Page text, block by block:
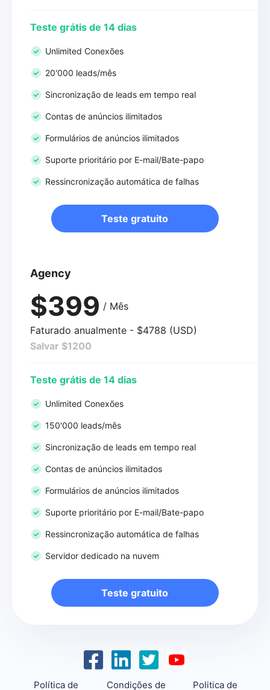
Teste grátis de 14 dias
Unlimited Conexões
20'000 leads/mês
Sincronização de leads em tempo real
Contas de anúncios ilimitados
Formulários de anúncios ilimitados
Suporte prioritário por E-mail/Bate-papo
Ressincronização automática de falhas
Teste gratuito
Agency
$399 / Mês
Faturado anualmente - $4788 (USD)
Salvar $1200
Teste grátis de 14 dias
Unlimited Conexões
150'000 leads/mês
Sincronização de leads em tempo real
Contas de anúncios ilimitados
Formulários de anúncios ilimitados
Suporte prioritário por E-mail/Bate-papo
Ressincronização automática de falhas
Servidor dedicado na nuvem
Teste gratuito
Política de
Condições de
Politica de